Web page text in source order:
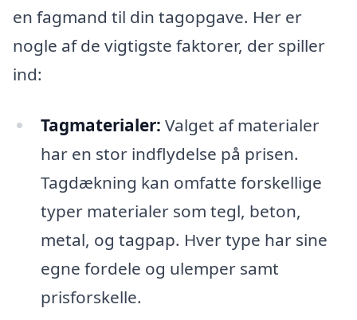
en fagmand til din tagopgave. Her er
nogle af de vigtigste faktorer, der spiller
ind:
Tagmaterialer: Valget af materialer
har en stor indflydelse på prisen.
Tagdækning kan omfatte forskellige
typer materialer som tegl, beton,
metal, og tagpap. Hver type har sine
egne fordele og ulemper samt
prisforskelle.